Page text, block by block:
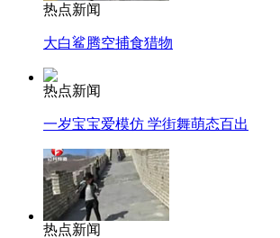
热点新闻
大白鲨腾空捕食猎物
热点新闻
一岁宝宝爱模仿 学街舞萌态百出
热点新闻